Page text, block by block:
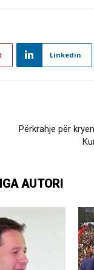
Linkedin
Përkrahje për
AUTORI